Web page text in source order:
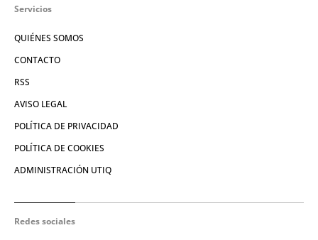
Servicios
QUIÉNES SOMOS
CONTACTO
RSS
AVISO LEGAL
POLÍTICA DE PRIVACIDAD
POLÍTICA DE COOKIES
ADMINISTRACIÓN UTIQ
Redes sociales